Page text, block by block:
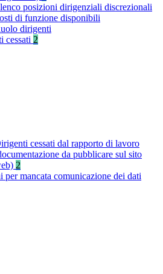
posizioni dirigenziali discrezionali
di funzione disponibili
dirigenti
cessati 2
cessati dal rapporto di lavoro
da pubblicare sul sito
2
per mancata comunicazione dei dati